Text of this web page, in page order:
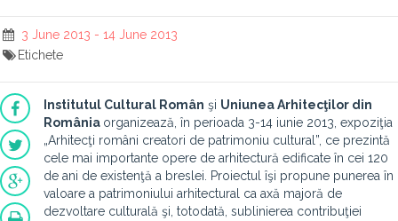
3 June 2013 - 14 June 2013
Etichete
Institutul Cultural Român şi Uniunea Arhitecţilor din
România organizează, în perioada 3-14 iunie 2013, expoziţia
„Arhitecţi români creatori de patrimoniu cultural”, ce prezintă
cele mai importante opere de arhitectură edificate în cei 120
de ani de existenţă a breslei. Proiectul îşi propune punerea în
valoare a patrimoniului arhitectural ca axă majoră de
dezvoltare culturală şi, totodată, sublinierea contribuţiei